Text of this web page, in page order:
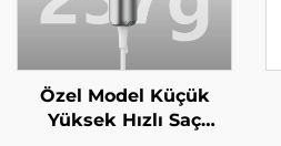
Özel Model Küçük
Yüksek Hızlı Saç